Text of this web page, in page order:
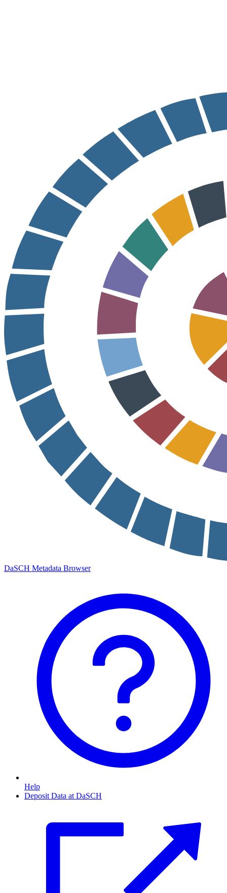
DaSCH Metadata Browser
Help
Deposit Data at DaSCH